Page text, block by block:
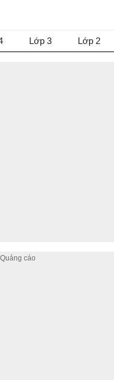
Lớp 3 Lớp 2